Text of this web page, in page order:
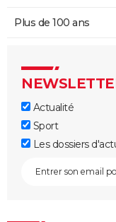
Plus de 100 ans
Actualité
Sport
Les dossiers